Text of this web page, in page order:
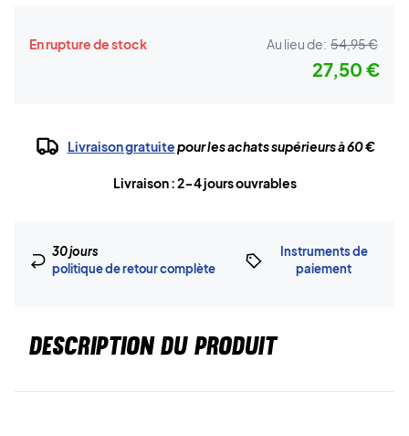
En rupture de stock Au lieu de: 54,95 €
27,50 €
Livraison gratuitepour les achats supérieurs à 60 €
Livraison : 2-4 jours ouvrables
30 jours
politique de retour complète
Instruments de
paiement
DESCRIPTION DU PRODUIT